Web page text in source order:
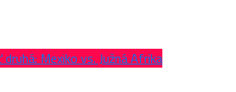
Mexiko vs. Južná Afrika